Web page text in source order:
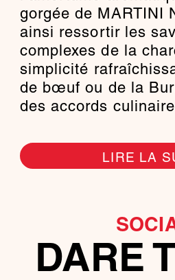
gorgée de MARTINI
ainsi ressortir les
complexes de la
simplicité
de bœuf ou de la
des accords
LIRE LA
DARE